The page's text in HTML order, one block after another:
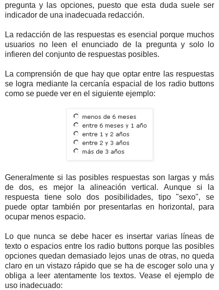
pregunta y las opciones, puesto que esta duda suele ser
indicador de una inadecuada redacción.
La redacción de las respuestas es esencial porque muchos
usuarios no leen el enunciado de la pregunta y solo lo
infieren del conjunto de respuestas posibles.
La comprensión de que hay que optar entre las respuestas
se logra mediante la cercanía espacial de los radio buttons
como se puede ver en el siguiente ejemplo:
Generalmente si las posibles respuestas son largas y más
de dos, es mejor la alineación vertical. Aunque si la
respuesta tiene solo dos posibilidades, tipo "sexo", se
puede optar también por presentarlas en horizontal, para
ocupar menos espacio.
Lo que nunca se debe hacer es insertar varias líneas de
texto o espacios entre los radio buttons porque las posibles
opciones quedan demasiado lejos unas de otras, no queda
claro en un vistazo rápido que se ha de escoger solo una y
obliga a leer atentamente los textos. Vease el ejemplo de
uso inadecuado: